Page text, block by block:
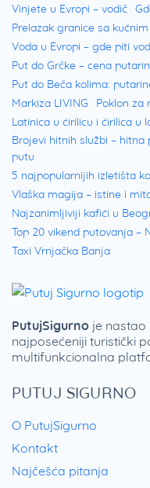
Vinjete u Evropi – vodič
Prelazak granice sa
Voda u Evropi – gde piti
Put do Grčke – cena
Put do Beča kolima:
Markiza LIVING
Poklon za
Latinica u ćirilicu i ćirilica u
Brojevi hitnih službi –
putu
5 najpopularnijih izletišta
Vlaška magija – istine i
Najzanimljiviji kafići u
Top 20 vikend putovanja –
Taxi Vrnjačka Banja
PUTUJ SIGURNO
O PutujSigurno
Kontakt
Najčešća pitanja
PutujSigurno je nastao
najposećeniji turistički
multifunkcionalna